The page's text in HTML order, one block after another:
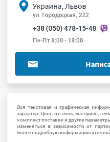
Украина, Львов
ул. Городоцкая, 222
+38 (050) 478-15-48
Пн-Пт 8:00 - 18:00
Вся текстовая и графическая
характер. Цвет, оттенок, материал,
комплект поставки и другие
изменяться в зависимости от
Более подробную информацию